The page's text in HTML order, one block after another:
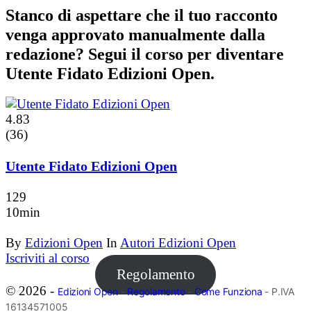
Stanco di aspettare che il tuo racconto
venga approvato manualmente dalla
redazione? Segui il corso per diventare
Utente Fidato Edizioni Open.
4.83
(36)
Utente Fidato Edizioni Open
129
10min
By Edizioni Open InAutori Edizioni Open
Iscriviti al corso
Regolamento
© 2026 - Edizioni Open-Regolamento-Come Funziona - P.IVA
16134571005